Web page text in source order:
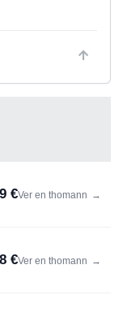
€Ver en thomann →
€Ver en thomann →